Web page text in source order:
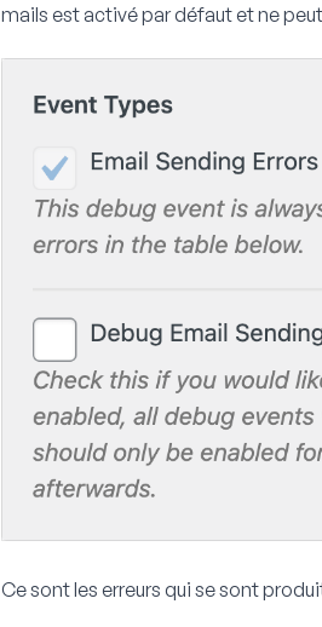
mails est activé par défaut et ne
Ce sont les erreurs qui se sont